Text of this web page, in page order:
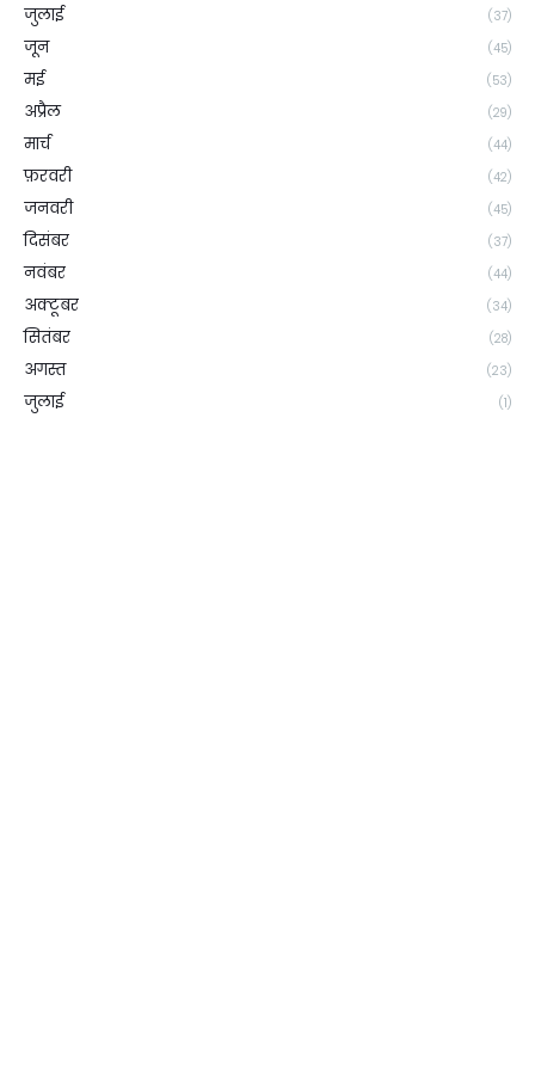
जुलाई (37)
जून (45)
मई (53)
अप्रैल (29)
मार्च (44)
फ़रवरी (42)
जनवरी (45)
दिसंबर (37)
नवंबर (44)
अक्टूबर (34)
सितंबर (28)
अगस्त (23)
जुलाई (1)